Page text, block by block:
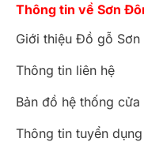
Thông tin về Sơn
Giới thiệu Đồ gỗ
Thông tin liên hệ
Bản đồ hệ thống cửa
Thông tin tuyển dụng